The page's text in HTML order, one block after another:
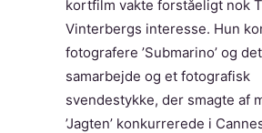
kortfilm vakte forståeligt nok
Vinterbergs interesse. Hun
fotografere ’Submarino’ og
samarbejde og et fotografisk
svendestykke, der smagte af
’Jagten’ konkurrerede i